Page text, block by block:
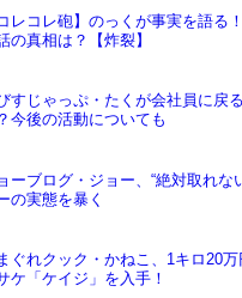
コレコレ砲】のっくが事実を語る
の真相は？【炸裂】
すじゃっぷ・たくが会社員に戻
今後の活動についても
ーブログ・ジョー、“絶対取れな
の実態を暴く
ぐれクック・かねこ、1キロ20
ケ「ケイジ」を入手！